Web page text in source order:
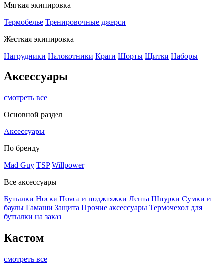
Мягкая экипировка
Термобелье Тренировочные джерси
Жесткая экипировка
Нагрудники Налокотники Краги Шорты Щитки Наборы
Аксессуары
смотреть все
Основной раздел
Аксессуары
По бренду
Mad Guy TSP Willpower
Все аксессуары
Бутылки Носки Пояса и поджтяжки Лента Шнурки Сумки и
баулы Гамаши Защита Прочие аксессуары Термочехол для
бутылки на заказ
Кастом
смотреть все